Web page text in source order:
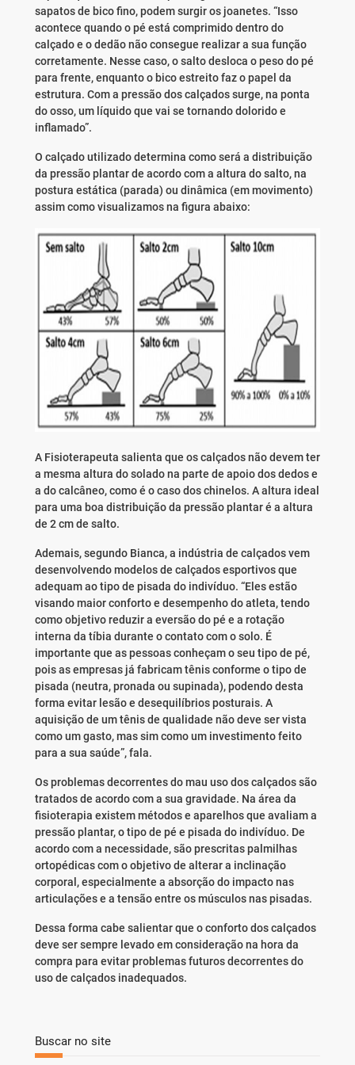
sapatos de bico fino, podem surgir os joanetes. “Isso
acontece quando o pé está comprimido dentro do
calçado e o dedão não consegue realizar a sua função
corretamente. Nesse caso, o salto desloca o peso do pé
para frente, enquanto o bico estreito faz o papel da
estrutura. Com a pressão dos calçados surge, na ponta
do osso, um líquido que vai se tornando dolorido e
inflamado”.
O calçado utilizado determina como será a distribuição
da pressão plantar de acordo com a altura do salto, na
postura estática (parada) ou dinâmica (em movimento)
assim como visualizamos na figura abaixo:
A Fisioterapeuta salienta que os calçados não devem ter
a mesma altura do solado na parte de apoio dos dedos e
a do calcâneo, como é o caso dos chinelos. A altura ideal
para uma boa distribuição da pressão plantar é a altura
de 2 cm de salto.
Ademais, segundo Bianca, a indústria de calçados vem
desenvolvendo modelos de calçados esportivos que
adequam ao tipo de pisada do indivíduo. “Eles estão
visando maior conforto e desempenho do atleta, tendo
como objetivo reduzir a eversão do pé e a rotação
interna da tíbia durante o contato com o solo. É
importante que as pessoas conheçam o seu tipo de pé,
pois as empresas já fabricam tênis conforme o tipo de
pisada (neutra, pronada ou supinada), podendo desta
forma evitar lesão e desequilíbrios posturais. A
aquisição de um tênis de qualidade não deve ser vista
como um gasto, mas sim como um investimento feito
para a sua saúde”, fala.
Os problemas decorrentes do mau uso dos calçados são
tratados de acordo com a sua gravidade. Na área da
fisioterapia existem métodos e aparelhos que avaliam a
pressão plantar, o tipo de pé e pisada do indivíduo. De
acordo com a necessidade, são prescritas palmilhas
ortopédicas com o objetivo de alterar a inclinação
corporal, especialmente a absorção do impacto nas
articulações e a tensão entre os músculos nas pisadas.
Dessa forma cabe salientar que o conforto dos calçados
deve ser sempre levado em consideração na hora da
compra para evitar problemas futuros decorrentes do
uso de calçados inadequados.
Buscar no site